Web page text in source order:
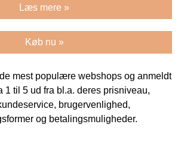
Læs mere »
Køb nu »
mest populære webshops og anmeldt
1 til 5 ud fra bl.a. deres prisniveau,
brugervenlighed,
og betalingsmuligheder.